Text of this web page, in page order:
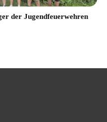
der Jugendfeuerwehren